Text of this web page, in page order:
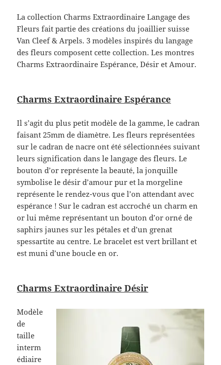
La collection Charms Extraordinaire Langage des
Fleurs fait partie des créations du joaillier suisse
Van Cleef & Arpels. 3 modèles inspirés du langage
des fleurs composent cette collection. Les montres
Charms Extraordinaire Espérance, Désir et Amour.
Charms Extraordinaire Espérance
Il s’agit du plus petit modèle de la gamme, le cadran
faisant 25mm de diamètre. Les fleurs représentées
sur le cadran de nacre ont été sélectionnées suivant
leurs signification dans le langage des fleurs. Le
bouton d’or représente la beauté, la jonquille
symbolise le désir d’amour pur et la morgeline
représente le rendez-vous que l’on attendant avec
espérance ! Sur le cadran est accroché un charm en
or lui même représentant un bouton d’or orné de
saphirs jaunes sur les pétales et d’un grenat
spessartite au centre. Le bracelet est vert brillant et
est muni d’une boucle en or.
Charms Extraordinaire Désir
Modèle
de
taille
interm
édiaire